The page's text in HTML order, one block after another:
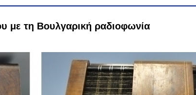
με τη Βουλγαρική ραδιοφωνία